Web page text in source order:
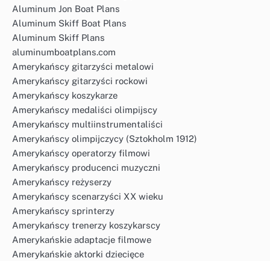
Aluminum Jon Boat Plans
Aluminum Skiff Boat Plans
Aluminum Skiff Plans
aluminumboatplans.com
Amerykańscy gitarzyści metalowi
Amerykańscy gitarzyści rockowi
Amerykańscy koszykarze
Amerykańscy medaliści olimpijscy
Amerykańscy multiinstrumentaliści
Amerykańscy olimpijczycy (Sztokholm 1912)
Amerykańscy operatorzy filmowi
Amerykańscy producenci muzyczni
Amerykańscy reżyserzy
Amerykańscy scenarzyści XX wieku
Amerykańscy sprinterzy
Amerykańscy trenerzy koszykarscy
Amerykańskie adaptacje filmowe
Amerykańskie aktorki dziecięce